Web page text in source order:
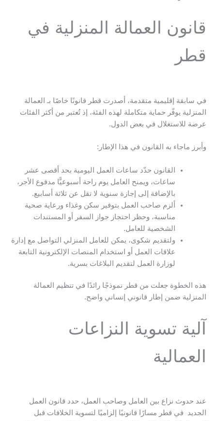
قانون العمالة المنزلية في
قطر
في سابقة إقليمية متقدمة، أصدرت قطر قانونًا خاصًا بـ العمالة
المنزلية يوفّر حماية متكاملة لهذه الفئة، إذ تُعتبر من أكثر الفئات
عرضة للاستغلال في بعض الدول.
وأبرز ماجاء به القانون في هذا الإطار:
القانون حدّد ساعات العمل اليومية بحد أقصى عشر
ساعات، ويمنح العامل يوم راحة أسبوعيًّا مدفوع الأجر،
بالإضافة إلى إجازة سنوية لا تقل عن ثلاثة أسابيع.
ألزم صاحب العمل بتوفير سكن وغذاء ورعاية صحية
مناسبة، وحظر احتجاز جواز السفر أو المستندات
الشخصية للعامل.
ولتقديم شكوى، يمكن للعامل المنزلي التواصل مع إدارة
علاقات العمل أو استخدام المنصات الإلكترونية التابعة
لوزارة العمل لتقديم البلاغات بسرية.
هذه الخطوة جعلت من قطر نموذجًا رائدًا في تنظيم العمالة
المنزلية ضمن إطار قانوني إنساني واضح.
آلية تسوية النزاعات
العمالية
عند حدوث نزاع بين العامل وصاحب العمل، حدد قانون العمل
الجديد في قطر مسارًا قانونيًا إلزاميًا لتسوية الخلافات قبل